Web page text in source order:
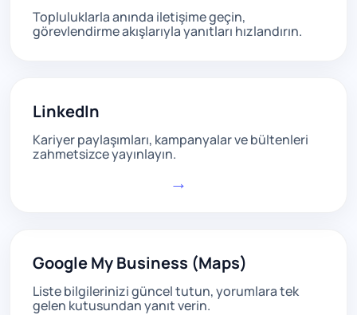
Topluluklarla anında iletişime geçin,
görevlendirme akışlarıyla yanıtları hızlandırın.
LinkedIn
Kariyer paylaşımları, kampanyalar ve bültenleri
zahmetsizce yayınlayın.
→
Google My Business (Maps)
Liste bilgilerinizi güncel tutun, yorumlara tek
gelen kutusundan yanıt verin.